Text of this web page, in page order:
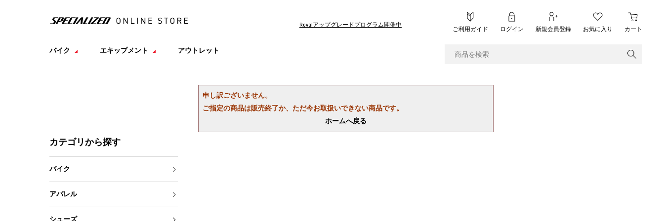
Rovalアップグレードプログラム開催中
ご利用ガイド ログイン 新規会員登録 お気に入り カート
バイク エキップメント アウトレット
申し訳ございません。
ご指定の商品は販売終了か、ただ今お取扱いできない商品です。
ホームへ戻る
カテゴリから探す
バイク
アパレル
シューズ